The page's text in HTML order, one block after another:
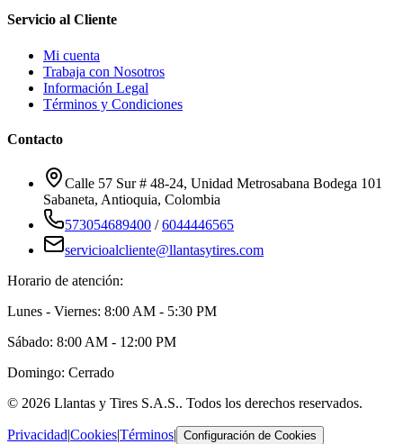
Servicio al Cliente
Mi cuenta
Trabaja con Nosotros
Información Legal
Términos y Condiciones
Contacto
Calle 57 Sur # 48-24, Unidad Metrosabana Bodega 101
Sabaneta, Antioquia, Colombia
573054689400 /6044446565
servicioalcliente@llantasytires.com
Horario de atención:
Lunes - Viernes: 8:00 AM - 5:30 PM
Sábado: 8:00 AM - 12:00 PM
Domingo: Cerrado
© 2026 Llantas y Tires S.A.S.. Todos los derechos reservados.
Privacidad|Cookies|Términos| Configuración de Cookies